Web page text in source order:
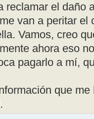
reclamar el daño
van a peritar
Vamos, creo
ahora eso
pagarlo a mí,
que